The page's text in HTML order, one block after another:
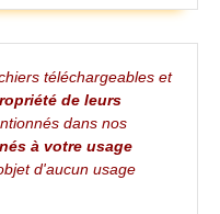
téléchargeables et
de leurs
dans nos
à votre usage
d'aucun usage